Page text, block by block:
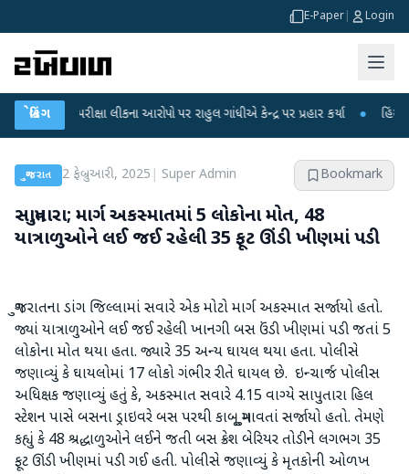
E-Paper Login
બ્રેકિંગ
NET પરીક્ષા લીકના આરોપો પર રાહુલ ગાંધીએ કેન્દ્ર પર પ્રહાર કર્યા ● હિંમતનગરમાં
ગુજરાત 2 ફેબ્રુઆરી, 2025 Super Admin Bookmark
સાપુતારા; માર્ગ અકસ્માતમાં 5 લોકોના મોત, 48
યાત્રાળુઓને લઈ જઈ રહેલી 35 ફૂટ ઊંડી ખીણમાં પડી
ગુજરાતના ડાંગ જિલ્લામાં સવારે એક મોટો માર્ગ અકસ્માત સર્જાયો હતો.
જ્યાં યાત્રાળુઓને લઈ જઈ રહેલી ખાનગી બસ ઉંડી ખીણમાં પડી જતાં 5
લોકોના મોત થયા હતા. જ્યારે 35 અન્ય ઘાયલ થયા હતા. પોલીસે
જણાવ્યું કે ઘાયલોમાં 17 લોકો ગંભીર રીતે ઘાયલ છે. ઇન્ચાર્જ પોલીસ
અધિક્ષક જણાવ્યું હતું કે, અકસ્માત સવારે 4.15 વાગ્યે સાપુતારા હિલ
સ્ટેશન પાસે બસના ડ્રાઇવરે બસ પરથી કાબૂ ગુમાવતાં સર્જાયો હતો. તેમણે
કહ્યું કે 48 શ્રદ્ધાળુઓને લઈને જતી બસ ક્રેશ બેરિયર તોડીને લગભગ 35
ફૂટ ઊંડી ખીણમાં પડી ગઈ હતી. પોલીસે જણાવ્યું કે મૃતકોની ઓળખ